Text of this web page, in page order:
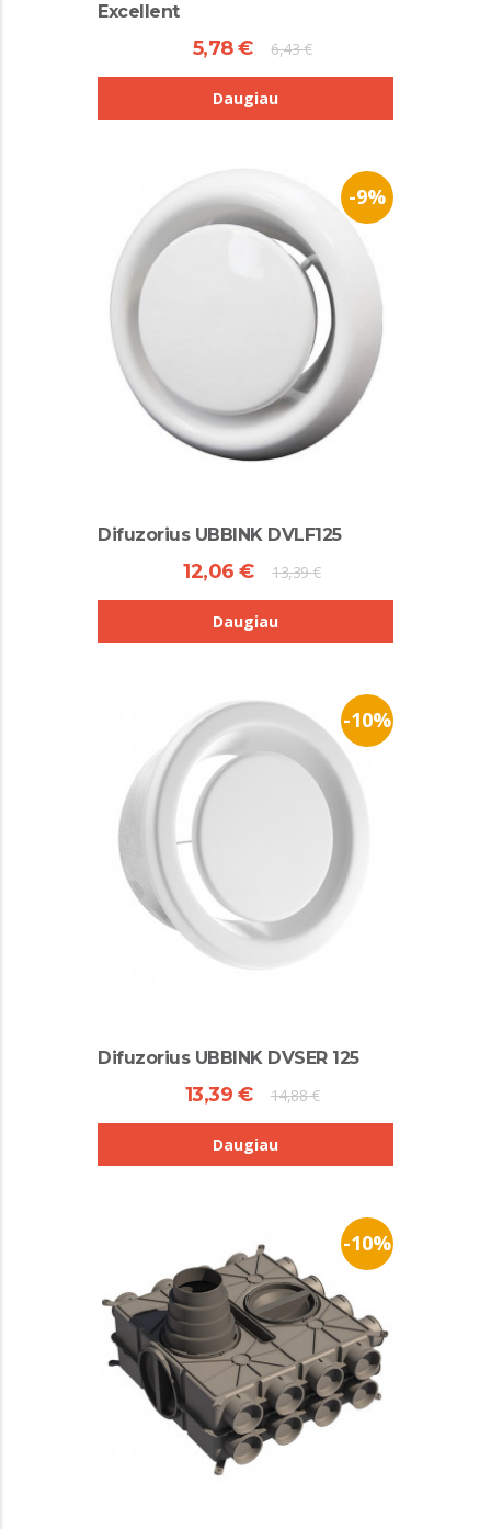
Excellent
5,78 € 6,43 €
Daugiau
-9%
Difuzorius UBBINK DVLF125
12,06 € 13,39 €
Daugiau
-10%
Difuzorius UBBINK DVSER 125
13,39 € 14,88 €
Daugiau
-10%